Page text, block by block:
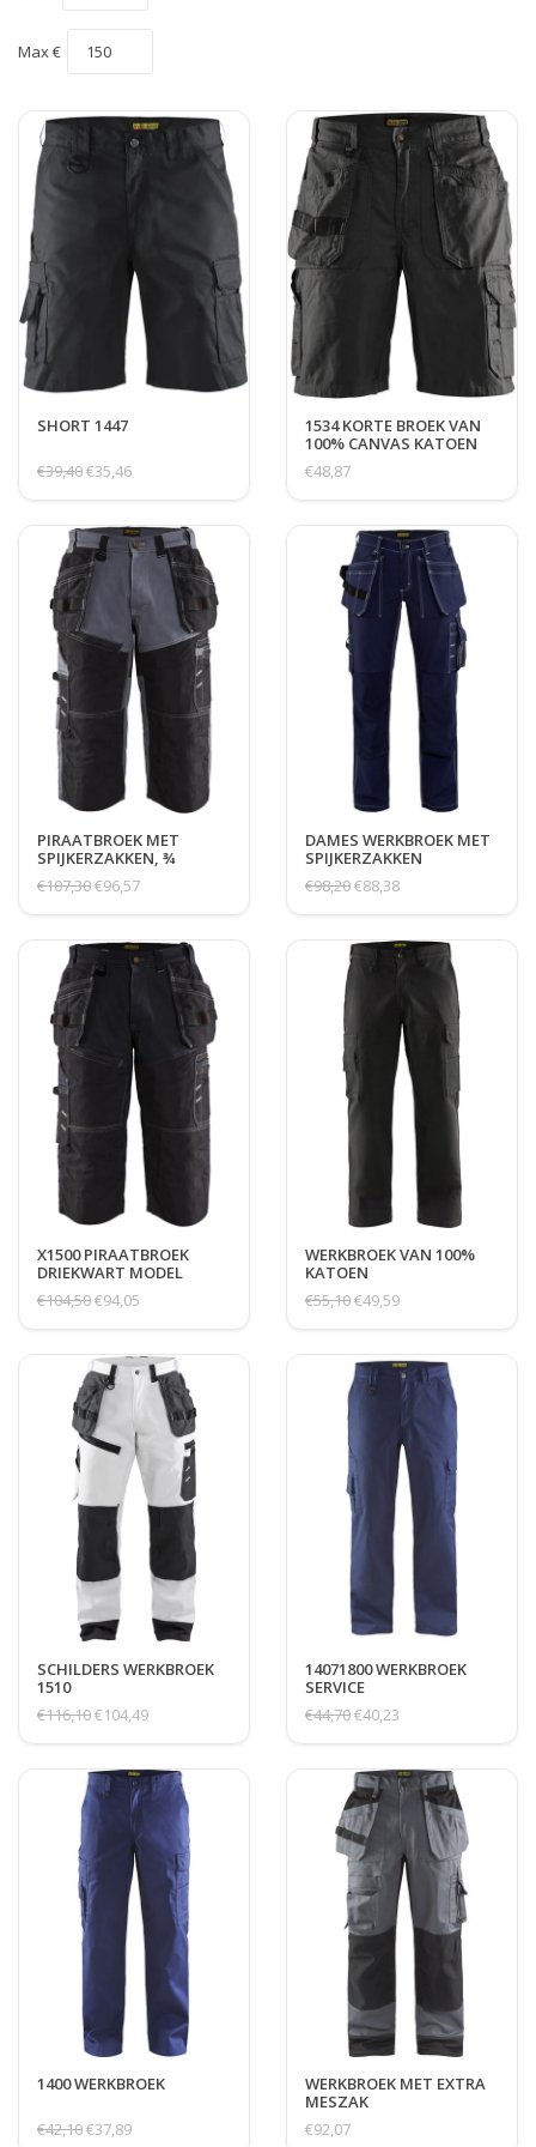
Max €
SHORT 1447
€39,40€35,46
1534 KORTE BROEK VAN
100% CANVAS KATOEN
€48,87
PIRAATBROEK MET
SPIJKERZAKKEN, ¾
€107,30€96,57
DAMES WERKBROEK MET
SPIJKERZAKKEN
€98,20€88,38
X1500 PIRAATBROEK
DRIEKWART MODEL
€104,50€94,05
WERKBROEK VAN 100%
KATOEN
€55,10€49,59
SCHILDERS WERKBROEK
1510
€116,10€104,49
14071800 WERKBROEK
SERVICE
€44,70€40,23
1400 WERKBROEK
€42,10€37,89
WERKBROEK MET EXTRA
MESZAK
€92,07